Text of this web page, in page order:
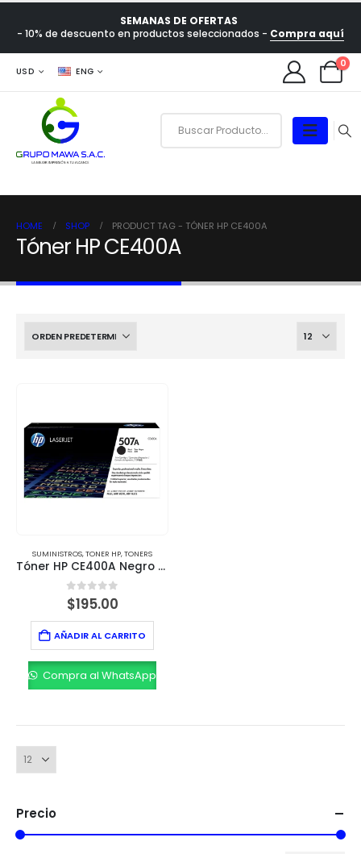
SEMANAS DE OFERTAS
- 10% de descuento en productos seleccionados - Compra aquí
USD ENG
0
HOME SHOP PRODUCT TAG - TÓNER HP CE400A
Tóner HP CE400A
SUMINISTROS,TONER HP,TONERS
Tóner HP CE400A Negro – Alto Rendimiento (5,500 páginas)
0out of 5
$195.00
AÑADIR AL CARRITO
Compra al WhatsApp
Precio